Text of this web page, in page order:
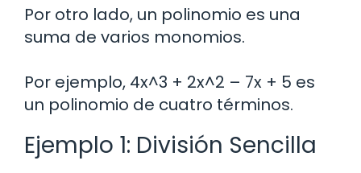
Por otro lado, un polinomio es una
suma de varios monomios.
Por ejemplo, 4x^3 + 2x^2 – 7x + 5 es
un polinomio de cuatro términos.
Ejemplo 1: División Sencilla